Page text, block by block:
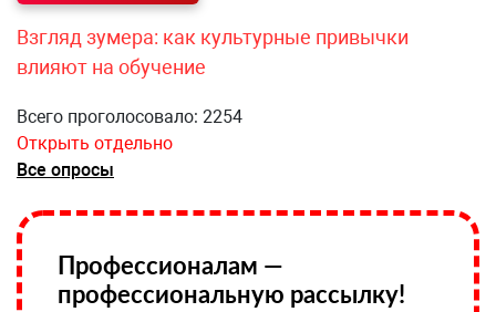
Взгляд зумера: как культурные привычки
влияют на обучение
Всего проголосовало: 2254
Открыть отдельно
Все опросы
Профессионалам —
профессиональную рассылку!